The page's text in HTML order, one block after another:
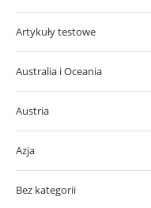
Artykuły testowe
Australia i Oceania
Austria
Azja
Bez kategorii